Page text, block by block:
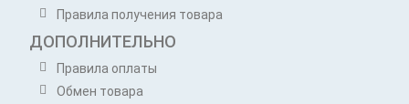
Правила получения товара
ДОПОЛНИТЕЛЬНО
Правила оплаты
Обмен товара